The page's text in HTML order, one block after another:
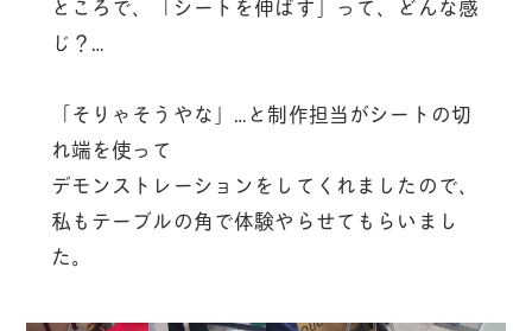
ところで、「シートを伸ばす」って、どんな感
じ？…
「そりゃそうやな」…と制作担当がシートの切
れ端を使って
デモンストレーションをしてくれましたので、
私もテーブルの角で体験やらせてもらいまし
た。